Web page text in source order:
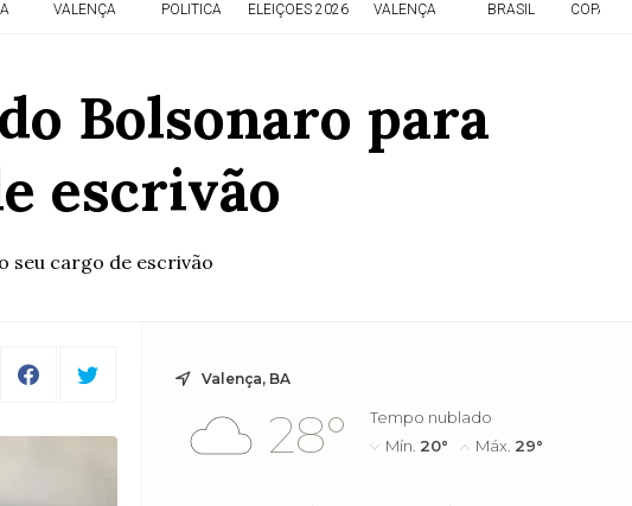
VALENÇA POLITICA ELEIÇOES 2026 VALENÇA BRASIL COPA
Bolsonaro para
escrivão
seu cargo de escrivão
Valença, BA
28°
Tempo nublado
Mín. 20° Máx. 29°